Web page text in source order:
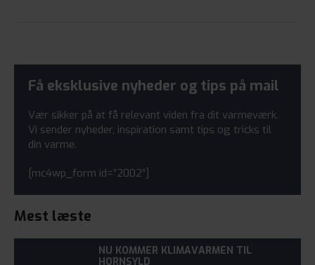
Få eksklusive nyheder og tips på mail
Vær sikker på at få relevant viden fra dit varmeværk.
Vi sender nyheder, inspiration samt tips og tricks til
din varme.
[mc4wp_form id=”2002″]
Mest læste
NU KOMMER KLIMAVARMEN TIL
HORNSYLD